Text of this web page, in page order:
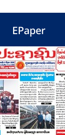
EPaper